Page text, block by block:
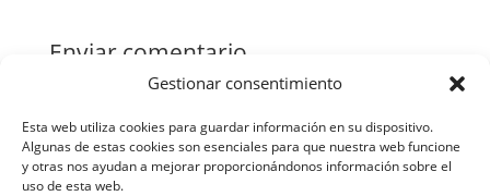
Gestionar consentimiento
Esta web utiliza cookies para guardar información en su dispositivo.
Algunas de estas cookies son esenciales para que nuestra web funcione
y otras nos ayudan a mejorar proporcionándonos información sobre el
uso de esta web.
Enviar comentario
Tu dirección de correo electrónico no será publicada.